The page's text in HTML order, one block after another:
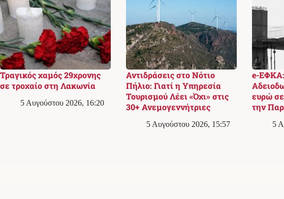
Τραγικός χαμός 29χρονης
σε τροχαίο στη Λακωνία
5 Αυγούστου 2026, 16:20
Αντιδράσεις στο Νότιο
Πήλιο: Γιατί η Υπηρεσία
Τουρισμού Λέει «Όχι» στις
30+ Ανεμογεννήτριες
5 Αυγούστου 2026, 15:57
e-
ευρώ
την
5